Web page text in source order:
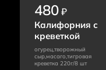
480₽
Калифорния с
креветкой
огурец,творожный
сыр,масаго,тигровая
креветка 220г/8 шт